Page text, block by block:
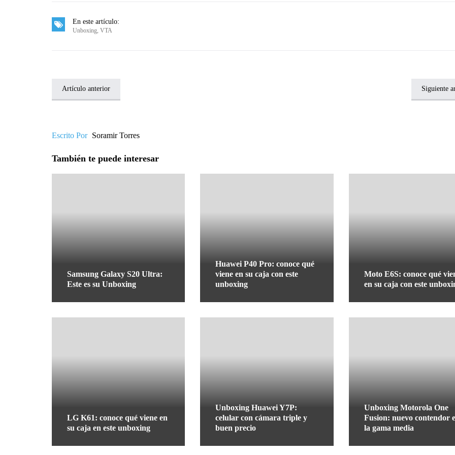
En este artículo:
Unboxing, VTA
Artículo anterior Siguiente
Escrito Por Soramir Torres
También te puede interesar
Samsung Galaxy S20 Ultra:
Este es su Unboxing
Huawei P40 Pro: conoce qué
viene en su caja con este
unboxing
Moto E6S: conoce qué
en su caja con este
LG K61: conoce qué viene en
su caja en este unboxing
Unboxing Huawei Y7P:
celular con cámara triple y
buen precio
Unboxing Motorola One
Fusion: nuevo contendor
la gama media